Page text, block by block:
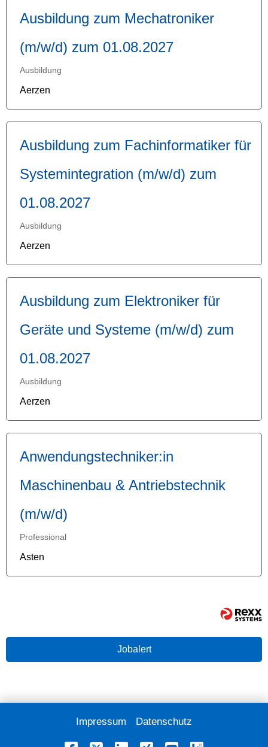
Ausbildung zum Mechatroniker
(m/w/d) zum 01.08.2027
Ausbildung
Aerzen
Ausbildung zum Fachinformatiker für
Systemintegration (m/w/d) zum
01.08.2027
Ausbildung
Aerzen
Ausbildung zum Elektroniker für
Geräte und Systeme (m/w/d) zum
01.08.2027
Ausbildung
Aerzen
Anwendungstechniker:in
Maschinenbau & Antriebstechnik
(m/w/d)
Professional
Asten
Jobalert
Impressum Datenschutz